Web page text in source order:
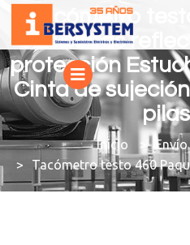
Tacómetro
con cintas
protección
Cinta de
You are here:
Tacómetro testo 460